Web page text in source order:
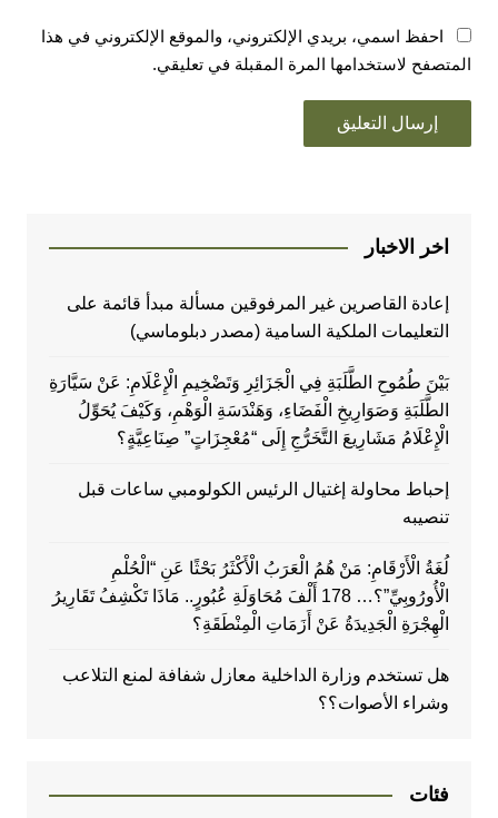
احفظ اسمي، بريدي الإلكتروني، والموقع الإلكتروني في هذا
المتصفح لاستخدامها المرة المقبلة في تعليقي.
اخر الاخبار
إعادة القاصرين غير المرفوقين مسألة مبدأ قائمة على
التعليمات الملكية السامية (مصدر دبلوماسي)
بَيْنَ طُمُوحِ الطَّلَبَةِ فِي الْجَزَائِرِ وَتَضْخِيمِ الْإِعْلَامِ: عَنْ سَيَّارَةِ
الطَّلَبَةِ وَصَوَارِيخِ الْفَضَاءِ، وَهَنْدَسَةِ الْوَهْمِ، وَكَيْفَ يُحَوِّلُ
الْإِعْلَامُ مَشَارِيعَ التَّخَرُّجِ إِلَى “مُعْجِزَاتٍ” صِنَاعِيَّةٍ؟
إحباط محاولة إغتيال الرئيس الكولومبي ساعات قبل
تنصيبه
لُغَةُ الْأَرْقَامِ: مَنْ هُمُ الْعَرَبُ الْأَكْثَرُ بَحْثًا عَنِ “الْحُلْمِ
الْأُورُوبِيِّ”؟… 178 أَلْفَ مُحَاوَلَةِ عُبُورٍ.. مَاذَا تَكْشِفُ تَقَارِيرُ
الْهِجْرَةِ الْجَدِيدَةُ عَنْ أَزَمَاتِ الْمِنْطَقَةِ؟
هل تستخدم وزارة الداخلية معازل شفافة لمنع التلاعب
وشراء الأصوات؟؟
فئات